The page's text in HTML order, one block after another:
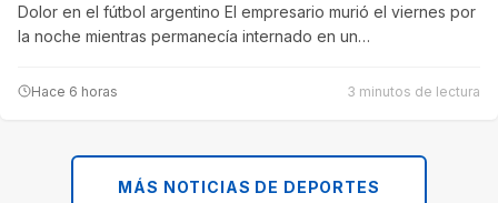
Dolor en el fútbol argentino El empresario murió el viernes por
la noche mientras permanecía internado en un…
Hace 6 horas 3 minutos de lectura
MÁS NOTICIAS DE DEPORTES